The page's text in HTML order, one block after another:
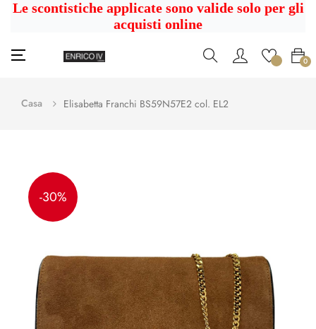
Le scontistiche applicate sono valide solo per gli
acquisti online
navigazione
☰ 0
Casa Elisabetta Franchi BS59N57E2 col. EL2
-30%